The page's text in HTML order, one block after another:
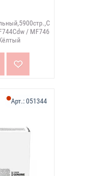
/ MF746
Арт.:051344